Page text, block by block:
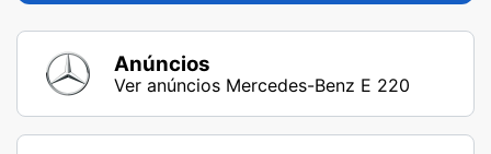
Anúncios
Ver anúncios Mercedes-Benz E 220